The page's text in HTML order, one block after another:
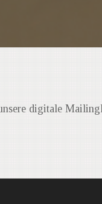
digitale